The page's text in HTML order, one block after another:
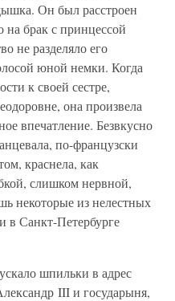
Он был расстроен
на брак с принцессой
не разделяло его
юной немки. Когда
к своей сестре,
она произвела
впечатление. Безвкусно
по-французски
краснела, как
слишком нервной,
некоторые из нелестных
в Санкт-Петербурге
шпильки в адрес
III и государыня,